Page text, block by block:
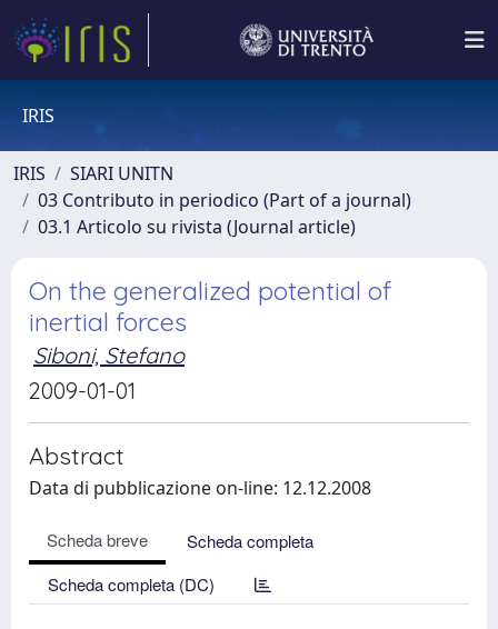
IRIS
IRIS
SIARI UNITN
03 Contributo in periodico (Part of a journal)
03.1 Articolo su rivista (Journal article)
On the generalized potential of
inertial forces
Siboni, Stefano
2009-01-01
Abstract
Data di pubblicazione on-line: 12.12.2008
Scheda breve
Scheda completa
Scheda completa (DC)